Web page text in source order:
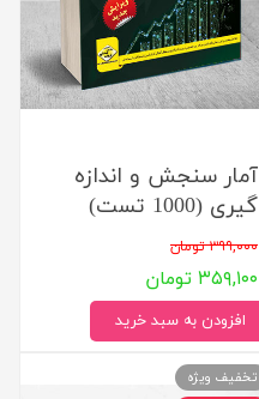
آمار سنجش و اندازه
گیری (1000 تست)
۳۹۹,۰۰۰ تومان
۳۵۹,۱۰۰ تومان
افزودن به سبد خرید
تخفیف ویژه